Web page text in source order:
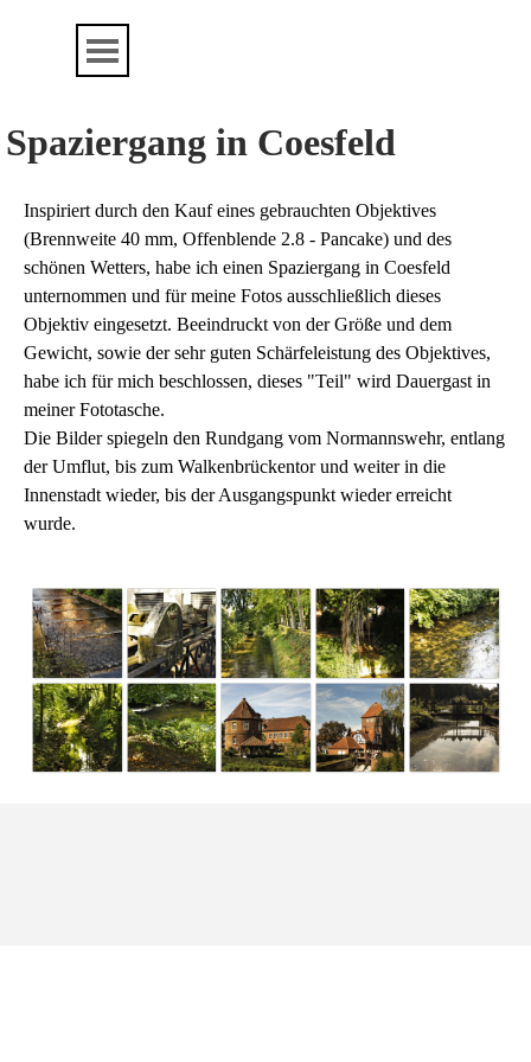
Spaziergang in Coesfeld
Inspiriert durch den Kauf eines gebrauchten Objektives
(Brennweite 40 mm, Offenblende 2.8 - Pancake) und des
schönen Wetters, habe ich einen Spaziergang in Coesfeld
unternommen und für meine Fotos ausschließlich dieses
Objektiv eingesetzt. Beeindruckt von der Größe und dem
Gewicht, sowie der sehr guten Schärfeleistung des Objektives,
habe ich für mich beschlossen, dieses "Teil" wird Dauergast in
meiner Fototasche.
Die Bilder spiegeln den Rundgang vom Normannswehr, entlang
der Umflut, bis zum Walkenbrückentor und weiter in die
Innenstadt wieder, bis der Ausgangspunkt wieder erreicht
wurde.